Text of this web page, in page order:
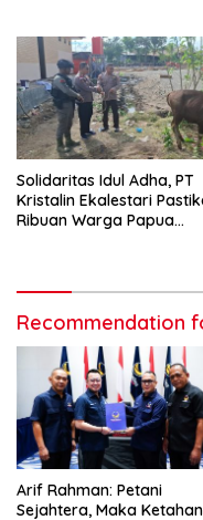
Solidaritas Idul Adha, PT
Kristalin Ekalestari
Ribuan Warga Papua
Recommendation
Arif Rahman: Petani
Sejahtera, Maka